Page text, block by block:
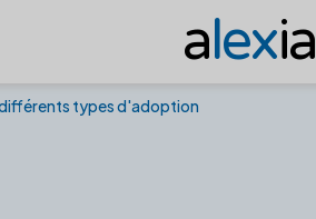
alexia
types d'adoption